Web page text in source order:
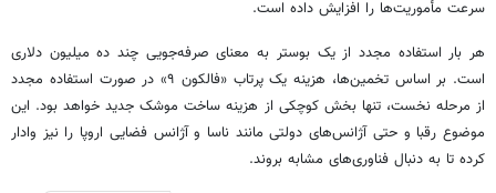
سرعت مأموریت‌ها را افزایش داده است.
هر بار استفاده مجدد از یک بوستر به معنای صرفه‌جویی چند ده میلیون دلاری
است. بر اساس تخمین‌ها، هزینه یک پرتاب «فالکون ۹» در صورت استفاده مجدد
از مرحله نخست، تنها بخش کوچکی از هزینه ساخت موشک جدید خواهد بود. این
موضوع رقبا و حتی آژانس‌های دولتی مانند ناسا و آژانس فضایی اروپا را نیز وادار
کرده تا به دنبال فناوری‌های مشابه بروند.